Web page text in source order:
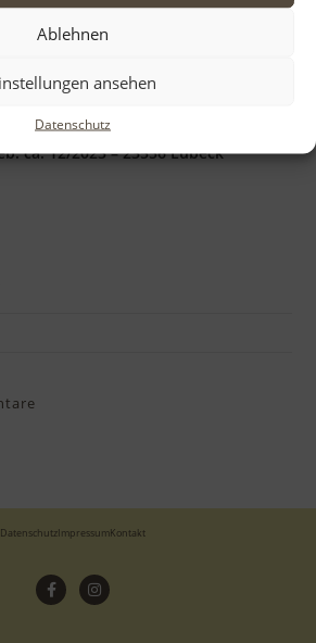
Ablehnen
ansehen
Datenschutz
ca. 12/2023 – 23556 Lübeck
DatenschutzImpressumKontakt